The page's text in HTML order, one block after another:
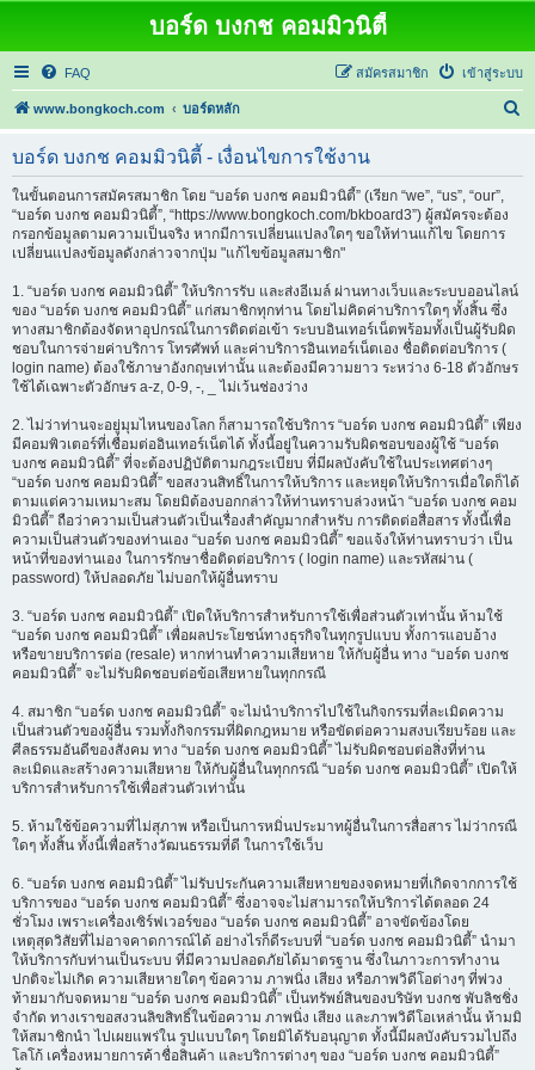
บอร์ด บงกช คอมมิวนิตี้
FAQ เข้าสู่ระบบ
สมัครสมาชิก
www.bongkoch.com บอร์ดหลัก
บอร์ด บงกช คอมมิวนิตี้ - เงื่อนไขการใช้งาน
ในขั้นตอนการสมัครสมาชิก โดย “บอร์ด บงกช คอมมิวนิตี้” (เรียก “we”, “us”, “our”,
“บอร์ด บงกช คอมมิวนิตี้”, “https://www.bongkoch.com/bkboard3”) ผู้สมัครจะต้อง
กรอกข้อมูลตามความเป็นจริง หากมีการเปลี่ยนแปลงใดๆ ขอให้ท่านแก้ไข โดยการ
เปลี่ยนแปลงข้อมูลดังกล่าวจากปุ่ม "แก้ไขข้อมูลสมาชิก"
1. “บอร์ด บงกช คอมมิวนิตี้” ให้บริการรับ และส่งอีเมล์ ผ่านทางเว็บและระบบออนไลน์
ของ “บอร์ด บงกช คอมมิวนิตี้” แก่สมาชิกทุกท่าน โดยไม่คิดค่าบริการใดๆ ทั้งสิ้น ซึ่ง
ทางสมาชิกต้องจัดหาอุปกรณ์ในการติดต่อเข้า ระบบอินเทอร์เน็ตพร้อมทั้งเป็นผู้รับผิด
ชอบในการจ่ายค่าบริการ โทรศัพท์ และค่าบริการอินเทอร์เน็ตเอง ชื่อติดต่อบริการ (
login name) ต้องใช้ภาษาอังกฤษเท่านั้น และต้องมีความยาว ระหว่าง 6-18 ตัวอักษร
ใช้ได้เฉพาะตัวอักษร a-z, 0-9, -, _ ไม่เว้นช่องว่าง
2. ไม่ว่าท่านจะอยู่มุมไหนของโลก ก็สามารถใช้บริการ “บอร์ด บงกช คอมมิวนิตี้” เพียง
มีคอมพิวเตอร์ที่เชื่อมต่ออินเทอร์เน็ตได้ ทั้งนี้อยู่ในความรับผิดชอบของผู้ใช้ “บอร์ด
บงกช คอมมิวนิตี้” ที่จะต้องปฏิบัติตามกฎระเบียบ ที่มีผลบังคับใช้ในประเทศต่างๆ
“บอร์ด บงกช คอมมิวนิตี้” ขอสงวนสิทธิ์ในการให้บริการ และหยุดให้บริการเมื่อใดก็ได้
ตามแต่ความเหมาะสม โดยมิต้องบอกกล่าวให้ท่านทราบล่วงหน้า “บอร์ด บงกช คอม
มิวนิตี้” ถือว่าความเป็นส่วนตัวเป็นเรื่องสำคัญมากสำหรับ การติดต่อสื่อสาร ทั้งนี้เพื่อ
ความเป็นส่วนตัวของท่านเอง “บอร์ด บงกช คอมมิวนิตี้” ขอแจ้งให้ท่านทราบว่า เป็น
หน้าที่ของท่านเอง ในการรักษาชื่อติดต่อบริการ ( login name) และรหัสผ่าน (
password) ให้ปลอดภัย ไม่บอกให้ผู้อื่นทราบ
3. “บอร์ด บงกช คอมมิวนิตี้” เปิดให้บริการสำหรับการใช้เพื่อส่วนตัวเท่านั้น ห้ามใช้
“บอร์ด บงกช คอมมิวนิตี้” เพื่อผลประโยชน์ทางธุรกิจในทุกรูปแบบ ทั้งการแอบอ้าง
หรือขายบริการต่อ (resale) หากท่านทำความเสียหาย ให้กับผู้อื่น ทาง “บอร์ด บงกช
คอมมิวนิตี้” จะไม่รับผิดชอบต่อข้อเสียหายในทุกกรณี
4. สมาชิก “บอร์ด บงกช คอมมิวนิตี้” จะไม่นำบริการไปใช้ในกิจกรรมที่ละเมิดความ
เป็นส่วนตัวของผู้อื่น รวมทั้งกิจกรรมที่ผิดกฎหมาย หรือขัดต่อความสงบเรียบร้อย และ
ศีลธรรมอันดีของสังคม ทาง “บอร์ด บงกช คอมมิวนิตี้” ไม่รับผิดชอบต่อสิ่งที่ท่าน
ละเมิดและสร้างความเสียหาย ให้กับผู้อื่นในทุกกรณี “บอร์ด บงกช คอมมิวนิตี้” เปิดให้
บริการสำหรับการใช้เพื่อส่วนตัวเท่านั้น
5. ห้ามใช้ข้อความที่ไม่สุภาพ หรือเป็นการหมิ่นประมาทผู้อื่นในการสื่อสาร ไม่ว่ากรณี
ใดๆ ทั้งสิ้น ทั้งนี้เพื่อสร้างวัฒนธรรมที่ดี ในการใช้เว็บ
6. “บอร์ด บงกช คอมมิวนิตี้” ไม่รับประกันความเสียหายของจดหมายที่เกิดจากการใช้
บริการของ “บอร์ด บงกช คอมมิวนิตี้” ซึ่งอาจจะไม่สามารถให้บริการได้ตลอด 24
ชั่วโมง เพราะเครื่องเซิร์ฟเวอร์ของ “บอร์ด บงกช คอมมิวนิตี้” อาจขัดข้องโดย
เหตุสุดวิสัยที่ไม่อาจคาดการณ์ได้ อย่างไรก็ดีระบบที่ “บอร์ด บงกช คอมมิวนิตี้” นำมา
ให้บริการกับท่านเป็นระบบ ที่มีความปลอดภัยได้มาตรฐาน ซึ่งในภาวะการทำงาน
ปกติจะไม่เกิด ความเสียหายใดๆ ข้อความ ภาพนิ่ง เสียง หรือภาพวิดีโอต่างๆ ที่พ่วง
ท้ายมากับจดหมาย “บอร์ด บงกช คอมมิวนิตี้” เป็นทรัพย์สินของบริษัท บงกช พับลิชชิ่ง
จำกัด ทางเราขอสงวนลิขสิทธิ์ในข้อความ ภาพนิ่ง เสียง และภาพวิดีโอเหล่านั้น ห้ามมิ
ให้สมาชิกนำ ไปเผยแพร่ใน รูปแบบใดๆ โดยมิได้รับอนุญาต ทั้งนี้มีผลบังคับรวมไปถึง
โลโก้ เครื่องหมายการค้าชื่อสินค้า และบริการต่างๆ ของ “บอร์ด บงกช คอมมิวนิตี้”